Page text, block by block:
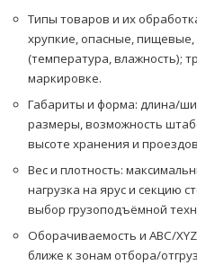
Типы товаров и их
хрупкие, опасные,
(температура, влажность);
маркировке.
Габариты и форма: длина/
размеры, возможность
высоте хранения и
Вес и плотность:
нагрузка на ярус и секцию
выбор грузоподъёмной
Оборачиваемость и ABC/
ближе к зонам отбора/